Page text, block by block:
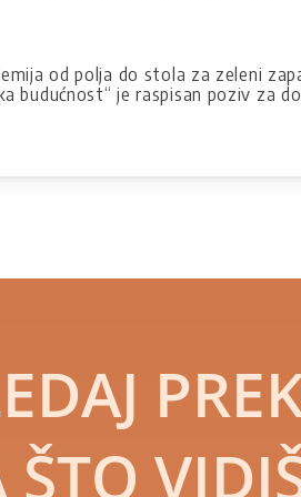
od polja do stola za zeleni
budućnost“ je raspisan poziv za